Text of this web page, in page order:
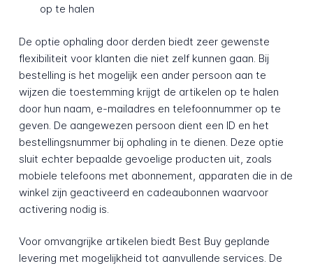
op te halen
De optie ophaling door derden biedt zeer gewenste
flexibiliteit voor klanten die niet zelf kunnen gaan. Bij
bestelling is het mogelijk een ander persoon aan te
wijzen die toestemming krijgt de artikelen op te halen
door hun naam, e-mailadres en telefoonnummer op te
geven. De aangewezen persoon dient een ID en het
bestellingsnummer bij ophaling in te dienen. Deze optie
sluit echter bepaalde gevoelige producten uit, zoals
mobiele telefoons met abonnement, apparaten die in de
winkel zijn geactiveerd en cadeaubonnen waarvoor
activering nodig is.
Voor omvangrijke artikelen biedt Best Buy geplande
levering met mogelijkheid tot aanvullende services. De